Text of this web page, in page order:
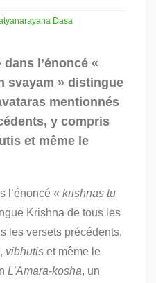
Dasa
l’énoncé «
svayam » distingue
mentionnés
y compris
et même le
l’énoncé « krishnas tu
Krishna de tous les
les versets précédents,
, vibhutis et même le
L’Amara-kosha, un